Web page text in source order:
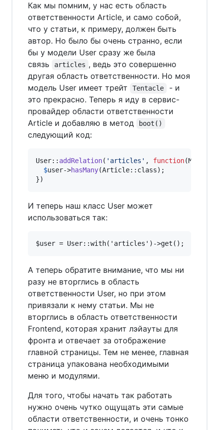
Как мы помним, у нас есть область
ответственности Article, и само собой,
что у статьи, к примеру, должен быть
автор. Но было бы очень странно, если
бы у модели User сразу же была
связь
articles , ведь это совершенно
другая область ответственности. Но моя
модель User имеет трейт
Tentacle
- и
это прекрасно. Теперь я иду в сервис-
провайдер области ответственности
Article и добавляю в метод
boot()
следующий код:
User:: addRelation( ' articles ' , function(Model
$user->hasMany(Article::class);
})
И теперь наш класс User может
использоваться так:
А теперь обратите внимание, что мы ни
разу не вторглись в область
ответственности User, но при этом
привязали к нему статьи. Мы не
вторглись в область ответственности
Frontend, которая хранит лэйауты для
фронта и отвечает за отображение
главной страницы. Тем не менее, главная
страница упакована необходимыми
меню и модулями.
Для того, чтобы начать так работать
нужно очень чутко ощущать эти самые
области ответственности, и очень тонко